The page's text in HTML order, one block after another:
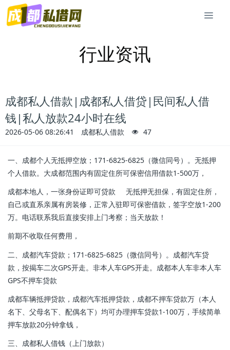
行业资讯
成都私人借款|成都私人借贷|民间私人借
钱|私人放款24小时在线
2026-05-06 08:26:41 成都私人借款 47
一、成都个人无抵押空放；171-6825-6825（微信同号）。无抵押
个人借款。大成都范围内有固定住所可保密信用借款1-500万，
成都本地人，一张身份证即可贷款 无抵押无担保，有固定住所，
自己或直系亲属有房装修，正常入驻即可保密借款，签字空放1-200
万。电话联系我后直接安排上门考察；当天放款！
前期不收取任何费用，
二、成都汽车贷款；171-6825-6825（微信同号）。成都汽车贷
款，按揭车二次GPS开走。非本人车GPS开走。成都本人车非本人车
GPS不押车贷款
成都车辆抵押贷款，成都汽车抵押贷款，成都不押车贷款万（本人
名下、父母名下、配偶名下）均可办理押车贷款1-100万，手续简单
押车放款20分钟拿钱，
三、成都私人借钱（上门放款）